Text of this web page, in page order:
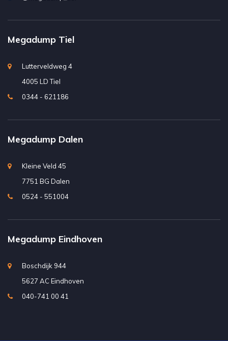
Megadump Tiel
Lutterveldweg 4
4005 LD Tiel
0344 - 621186
Megadump Dalen
Kleine Veld 45
7751 BG Dalen
0524 - 551004
Megadump Eindhoven
Boschdijk 944
5627 AC Eindhoven
040-741 00 41